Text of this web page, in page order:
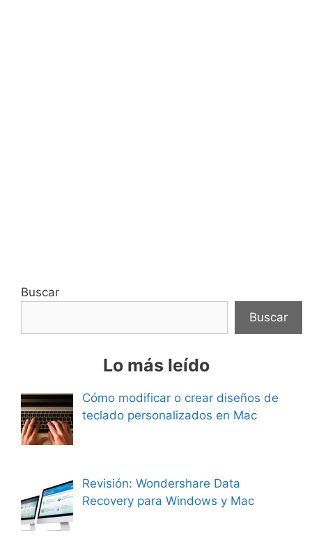
Buscar
Buscar
Lo más leído
Cómo modificar o crear diseños de
teclado personalizados en Mac
Revisión: Wondershare Data
Recovery para Windows y Mac